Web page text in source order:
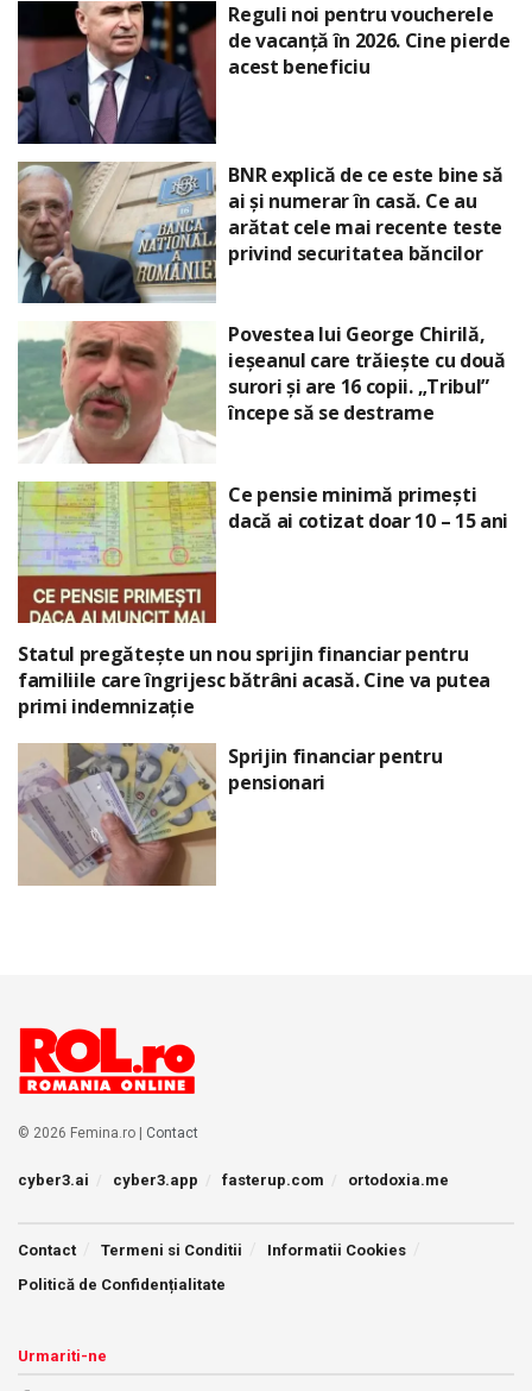
Reguli noi pentru voucherele
de vacanță în 2026. Cine pierde
acest beneficiu
BNR explică de ce este bine să
ai și numerar în casă. Ce au
arătat cele mai recente teste
privind securitatea băncilor
Povestea lui George Chirilă,
ieșeanul care trăiește cu două
surori și are 16 copii. „Tribul”
începe să se destrame
Ce pensie minimă primești
dacă ai cotizat doar 10 – 15 ani
Statul pregătește un nou sprijin financiar pentru
familiile care îngrijesc bătrâni acasă. Cine va putea
primi indemnizație
Sprijin financiar pentru
pensionari
© 2026 Femina.ro | Contact
cyber3.ai cyber3.app fasterup.com ortodoxia.me
Contact Termeni si Conditii
Informatii Cookies
Politică de Confidențialitate
Urmariti-ne